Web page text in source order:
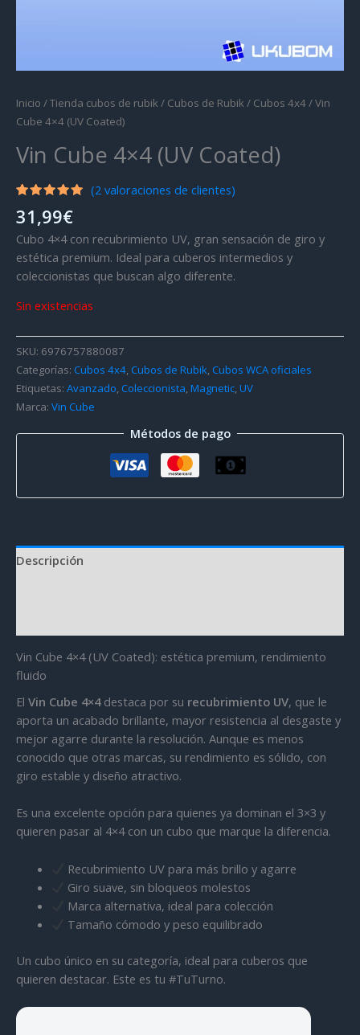
Inicio /Tienda cubos de rubik/ Cubos de Rubik/ Cubos 4x4/ Vin
Cube 4×4 (UV Coated)
Vin Cube 4×4 (UV Coated)
con5.00
de 5 en
base a
valoraciones
de
clientes
(2valoraciones de clientes)
31,99€
Cubo 4×4 con recubrimiento UV, gran sensación de giro y
estética premium. Ideal para cuberos intermedios y
coleccionistas que buscan algo diferente.
Sin existencias
SKU: 6976757880087
Categorías: Cubos 4x4 Cubos de Rubik Cubos WCA oficiales
Etiquetas: Avanzado Coleccionista Magnetic UV
Marca: Vin Cube
Métodos de pago
Descripción
Vin Cube 4×4 (UV Coated): estética premium, rendimiento
fluido
El Vin Cube 4×4destaca por su recubrimiento UV, que le
aporta un acabado brillante, mayor resistencia al desgaste y
mejor agarre durante la resolución. Aunque es menos
conocido que otras marcas, su rendimiento es sólido, con
giro estable y diseño atractivo.
Es una excelente opción para quienes ya dominan el 3×3 y
quieren pasar al 4×4 con un cubo que marque la diferencia.
Recubrimiento UV para más brillo y agarre
Giro suave, sin bloqueos molestos
Marca alternativa, ideal para colección
Tamaño cómodo y peso equilibrado
Un cubo único en su categoría, ideal para cuberos que
quieren destacar. Este es tu #TuTurno.